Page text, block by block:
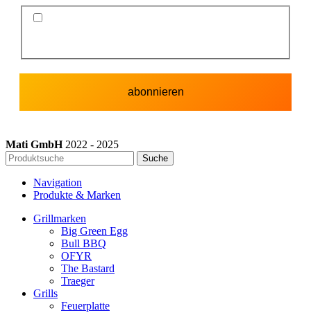
Mati GmbH 2022 - 2025
Suche
Navigation
Produkte & Marken
Grillmarken
Big Green Egg
Bull BBQ
OFYR
The Bastard
Traeger
Grills
Feuerplatte